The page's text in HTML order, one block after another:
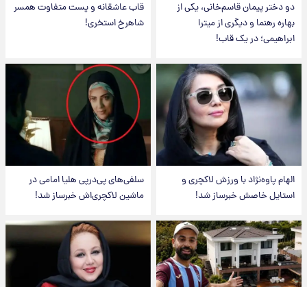
دو دختر پیمان قاسم‌خانی، یکی از
بهاره رهنما و دیگری از میترا
ابراهیمی؛ در یک قاب!
قاب عاشقانه و پست متفاوت همسر
شاهرخ استخری!
الهام پاوه‌نژاد با ورزش لاکچری و
استایل خاصش خبرساز شد!
سلفی‌های پی‌درپی هلیا امامی در
ماشین لاکچری‌اش خبرساز شد!